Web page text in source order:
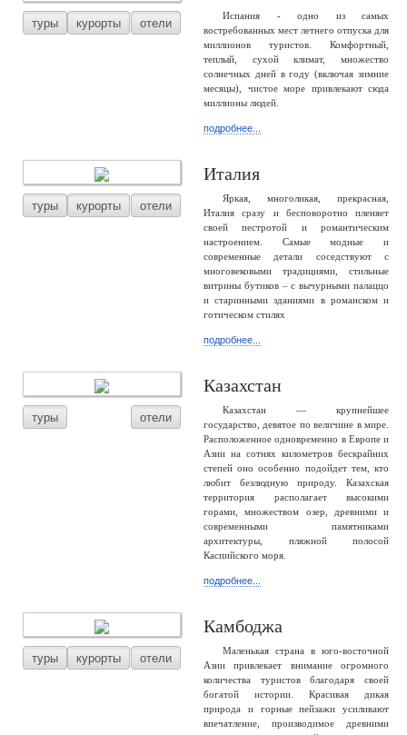
туры курорты отели
Испания - одно из самых
востребованных мест летнего отпуска для
миллионов туристов. Комфортный,
теплый, сухой климат, множество
солнечных дней в году (включая зимние
месяцы), чистое море привлекают сюда
миллионы людей.
подробнее...
туры курорты отели
Италия
Яркая, многоликая, прекрасная,
Италия сразу и бесповоротно пленяет
своей пестротой и романтическим
настроением. Самые модные и
современные детали соседствуют с
многовековыми традициями, стильные
витрины бутиков – с вычурными палаццо
и старинными зданиями в романском и
готическом стилях
подробнее...
туры отели
Казахстан
Казахстан — крупнейшее
государство, девятое по величине в мире.
Расположенное одновременно в Европе и
Азии на сотнях километров бескрайних
степей оно особенно подойдет тем, кто
любит безлюдную природу. Казахская
территория располагает высокими
горами, множеством озер, древними и
современными памятниками
архитектуры, пляжной полосой
Каспийского моря.
подробнее...
туры курорты отели
Камбоджа
Маленькая страна в юго-восточной
Азии привлекает внимание огромного
количества туристов благодаря своей
богатой истории. Красивая дикая
природа и горные пейзажи усиливают
впечатление, производимое древними